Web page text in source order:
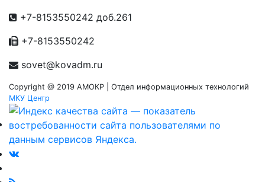
+7-8153550242 доб.261
+7-8153550242
sovet@kovadm.ru
Copyright @ 2019 АМОКР | Отдел информационных технологий
МКУ Центр